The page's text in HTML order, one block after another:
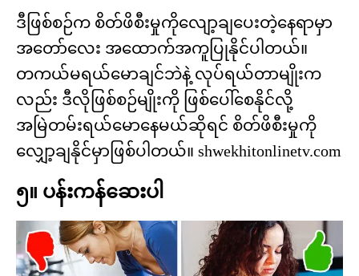
ဒီဖြစ်စဉ်က စိတ်ဖိစီးမှုကိုလျော့ချပေးတဲ့နေရာမှာ
အတော်လေး အထောက်အကူပြုနိုင်ပါတယ်။
တကယ်မရယ်မောချင်ဘဲနဲ့ လုပ်ရယ်တာမျိုးက
လည်း ဒီလိုဖြစ်စဉ်မျိုးကို ဖြစ်ပေါ်စေနိုင်လို့
အမြဲတမ်းရယ်မောနေမယ်ဆိုရင် စိတ်ဖိစီးမှုကို
လျှော့ချနိုင်မှာဖြစ်ပါတယ်။ shwekhitonlinetv.com
၅။ ပန်းကန်ဆေးပါ